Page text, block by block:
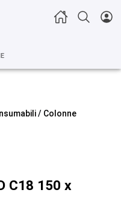
/ Colonne
C18 150 x